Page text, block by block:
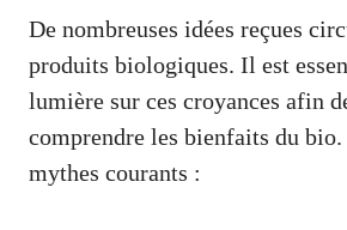
De nombreuses idées reçues
produits biologiques. Il est
lumière sur ces croyances afin
comprendre les bienfaits du
mythes courants :